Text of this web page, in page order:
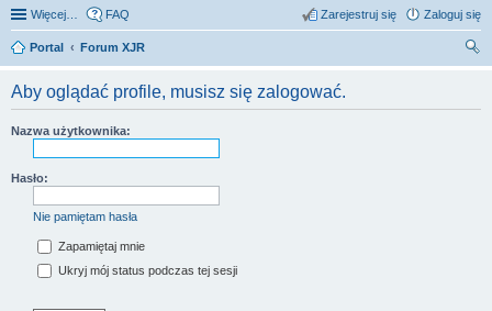
Więcej… FAQ Zaloguj się
Zarejestruj się
Portal
Forum XJR
Aby oglądać profile, musisz się zalogować.
Nazwa użytkownika:
Hasło:
Nie pamiętam hasła
Zapamiętaj mnie
Ukryj mój status podczas tej sesji